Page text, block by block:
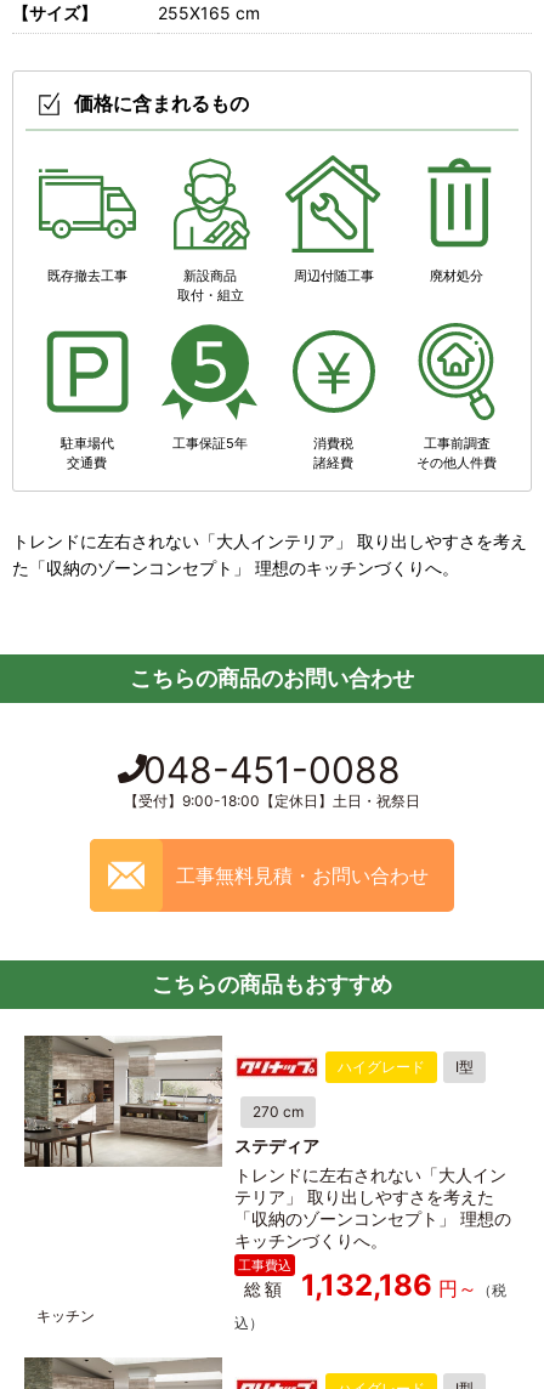
【サイズ】
255X165 cm
価格に含まれるもの
既存撤去工事
新設商品
取付・組立
周辺付随工事 廃材処分
駐車場代
交通費
工事保証5年
消費税
諸経費
工事前調査
その他人件費
トレンドに左右されない「大人インテリア」 取り出しやすさを考え
た「収納のゾーンコンセプト」 理想のキッチンづくりへ。
こちらの商品のお問い合わせ
048-451-0088
【受付】9:00-18:00【定休日】土日・祝祭日
工事無料見積・お問い合わせ
こちらの商品もおすすめ
ハイグレード I型
270 cm
ステディア
トレンドに左右されない「大人イン
テリア」 取り出しやすさを考えた
「収納のゾーンコンセプト」 理想の
キッチンづくりへ。
総額 1,132,186